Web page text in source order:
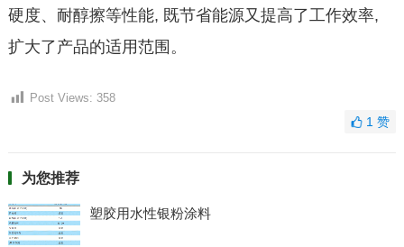
硬度、耐醇擦等性能, 既节省能源又提高了工作效率,
扩大了产品的适用范围。
Post Views: 358
1赞
为您推荐
塑胶用水性银粉涂料